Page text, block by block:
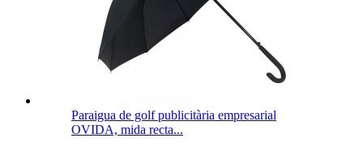
Paraigua de golf publicitària empresarial
OVIDA, mida recta...